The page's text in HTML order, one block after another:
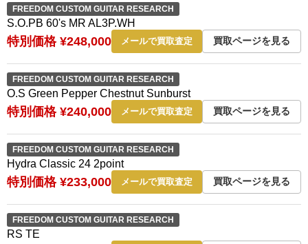
FREEDOM CUSTOM GUITAR RESEARCH
S.O.PB 60's MR AL3P.WH
特別価格 ¥248,000 メールで買取査定 買取ページを見る
FREEDOM CUSTOM GUITAR RESEARCH
O.S Green Pepper Chestnut Sunburst
特別価格 ¥240,000 メールで買取査定 買取ページを見る
FREEDOM CUSTOM GUITAR RESEARCH
Hydra Classic 24 2point
特別価格 ¥233,000 メールで買取査定 買取ページを見る
FREEDOM CUSTOM GUITAR RESEARCH
RS TE